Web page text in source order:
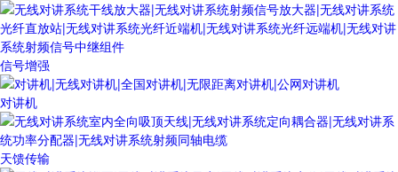
信号增强
对讲机
天馈传输